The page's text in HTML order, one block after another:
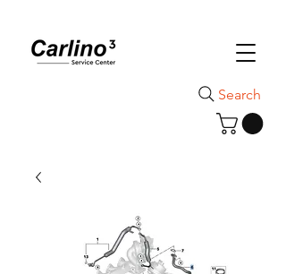
Search